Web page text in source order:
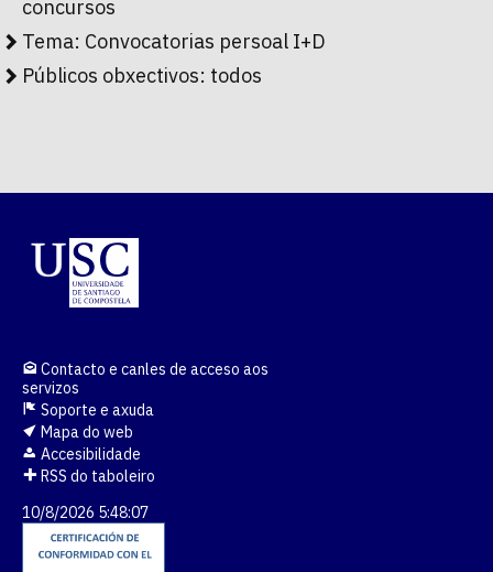
concursos
Tema: Convocatorias persoal I+D
Públicos obxectivos: todos
Contacto e canles de acceso aos
servizos
Soporte e axuda
Mapa do web
Accesibilidade
RSS do taboleiro
10/8/2026 5:48:08